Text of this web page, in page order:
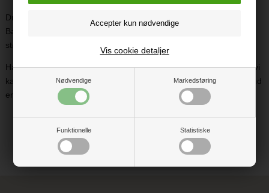
Nødvendige Markedsføring
Funktionelle Statistiske
Vis cookie detaljer
Du finder et stort udvalg af lækre tæpper til kravlegård hos
BabyTrold. Der er noget til enhver smag med forskellige farver,
størrelser og mønstre.
Har du spørgsmål til vores kravlegårdstæpper, eller er der andet, vi
kan være behjælpelige med? Så ring til os på 61 101 888 eller send
en mail til
webshop@babytrold.dk . Vi ser frem til at høre fra dig!